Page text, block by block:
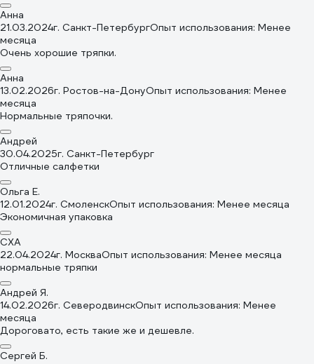
Анна
21.03.2024г. Санкт-ПетербургОпыт использования: Менее
месяца
Очень хорошие тряпки.
Анна
13.02.2026г. Ростов-на-ДонуОпыт использования: Менее
месяца
Нормальные тряпочки.
Андрей
30.04.2025г. Санкт-Петербург
Отличные салфетки
Ольга Е.
12.01.2024г. СмоленскОпыт использования: Менее месяца
Экономичная упаковка
СХА
22.04.2024г. МоскваОпыт использования: Менее месяца
нормальные тряпки
Андрей Я.
14.02.2026г. СеверодвинскОпыт использования: Менее
месяца
Дороговато, есть такие же и дешевле.
Сергей Б.